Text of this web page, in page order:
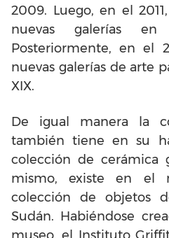
2009. Luego, en el
nuevas galerías
Posteriormente, en el
nuevas galerías de arte
XIX.
De igual manera la
también tiene en su
colección de cerámica
mismo, existe en el
colección de objetos
Sudán. Habiéndose